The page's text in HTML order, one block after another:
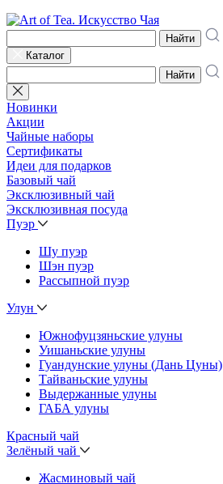
Найти
Каталог
Найти
Новинки
Акции
Чайные наборы
Сертификаты
Идеи для подарков
Базовый чай
Эксклюзивный чай
Эксклюзивная посуда
Пуэр
Шу пуэр
Шэн пуэр
Рассыпной пуэр
Улун
Южнофуцзяньские улуны
Уишаньские улуны
Гуандунские улуны (Дань Цуны)
Тайваньские улуны
Выдержанные улуны
ГАБА улуны
Красный чай
Зелёный чай
Жасминовый чай